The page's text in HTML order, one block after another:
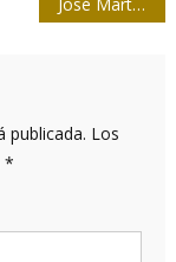
publicada. Los
*